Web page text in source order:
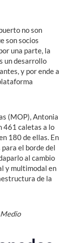
no son
son socios
una parte, la
un desarrollo
y por ende a
(MOP), Antonia
461 caletas a lo
180 de ellas. En
el borde del
al cambio
y multimodal en
de la